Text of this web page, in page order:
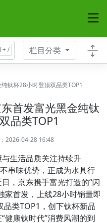
栏目分类
钛杯28小时登顶双品类TOP1
首发富光黑金纯钛
品类TOP1
2026-04-28 16:48
活品质关注持续升
串味优势，正成为水具行
，京东携手富光打造的“闪
家首发，上线28小时销量即
类TOP1，创下钛杯新品
健康钛时代”消费风潮的到